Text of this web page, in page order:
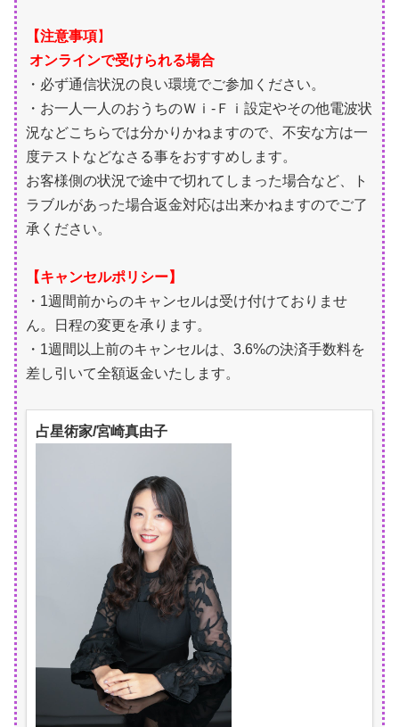
【注意事項】
オンラインで受けられる場合
・必ず通信状況の良い環境でご参加ください。
・お一人一人のおうちのＷｉ-Ｆｉ設定やその他電波状
況などこちらでは分かりかねますので、不安な方は一
度テストなどなさる事をおすすめします。
お客様側の状況で途中で切れてしまった場合など、ト
ラブルがあった場合返金対応は出来かねますのでご了
承ください。
【キャンセルポリシー】
・1週間前からのキャンセルは受け付けておりませ
ん。日程の変更を承ります。
・1週間以上前のキャンセルは、3.6%の決済手数料を
差し引いて全額返金いたします。
占星術家/宮崎真由子